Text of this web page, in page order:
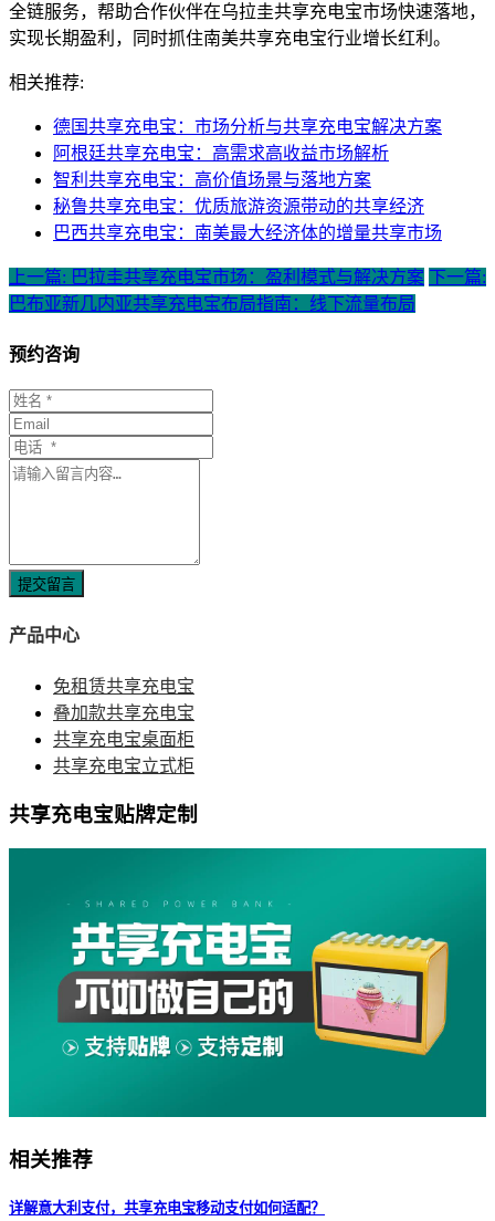
全链服务，帮助合作伙伴在乌拉圭共享充电宝市场快速落地，
实现长期盈利，同时抓住南美共享充电宝行业增长红利。
相关推荐:
德国共享充电宝：市场分析与共享充电宝解决方案
阿根廷共享充电宝：高需求高收益市场解析
智利共享充电宝：高价值场景与落地方案
秘鲁共享充电宝：优质旅游资源带动的共享经济
巴西共享充电宝：南美最大经济体的增量共享市场
上一篇: 巴拉圭共享充电宝市场：盈利模式与解决方案 下一篇:
巴布亚新几内亚共享充电宝布局指南：线下流量布局
预约咨询
提交留言
产品中心
免租赁共享充电宝
叠加款共享充电宝
共享充电宝桌面柜
共享充电宝立式柜
共享充电宝贴牌定制
相关推荐
详解意大利支付，共享充电宝移动支付如何适配？